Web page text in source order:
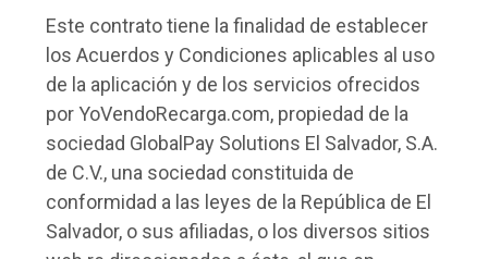
Este contrato tiene la finalidad de establecer
los Acuerdos y Condiciones aplicables al uso
de la aplicación y de los servicios ofrecidos
por YoVendoRecarga.com, propiedad de la
sociedad GlobalPay Solutions El Salvador, S.A.
de C.V., una sociedad constituida de
conformidad a las leyes de la República de El
Salvador, o sus afiliadas, o los diversos sitios